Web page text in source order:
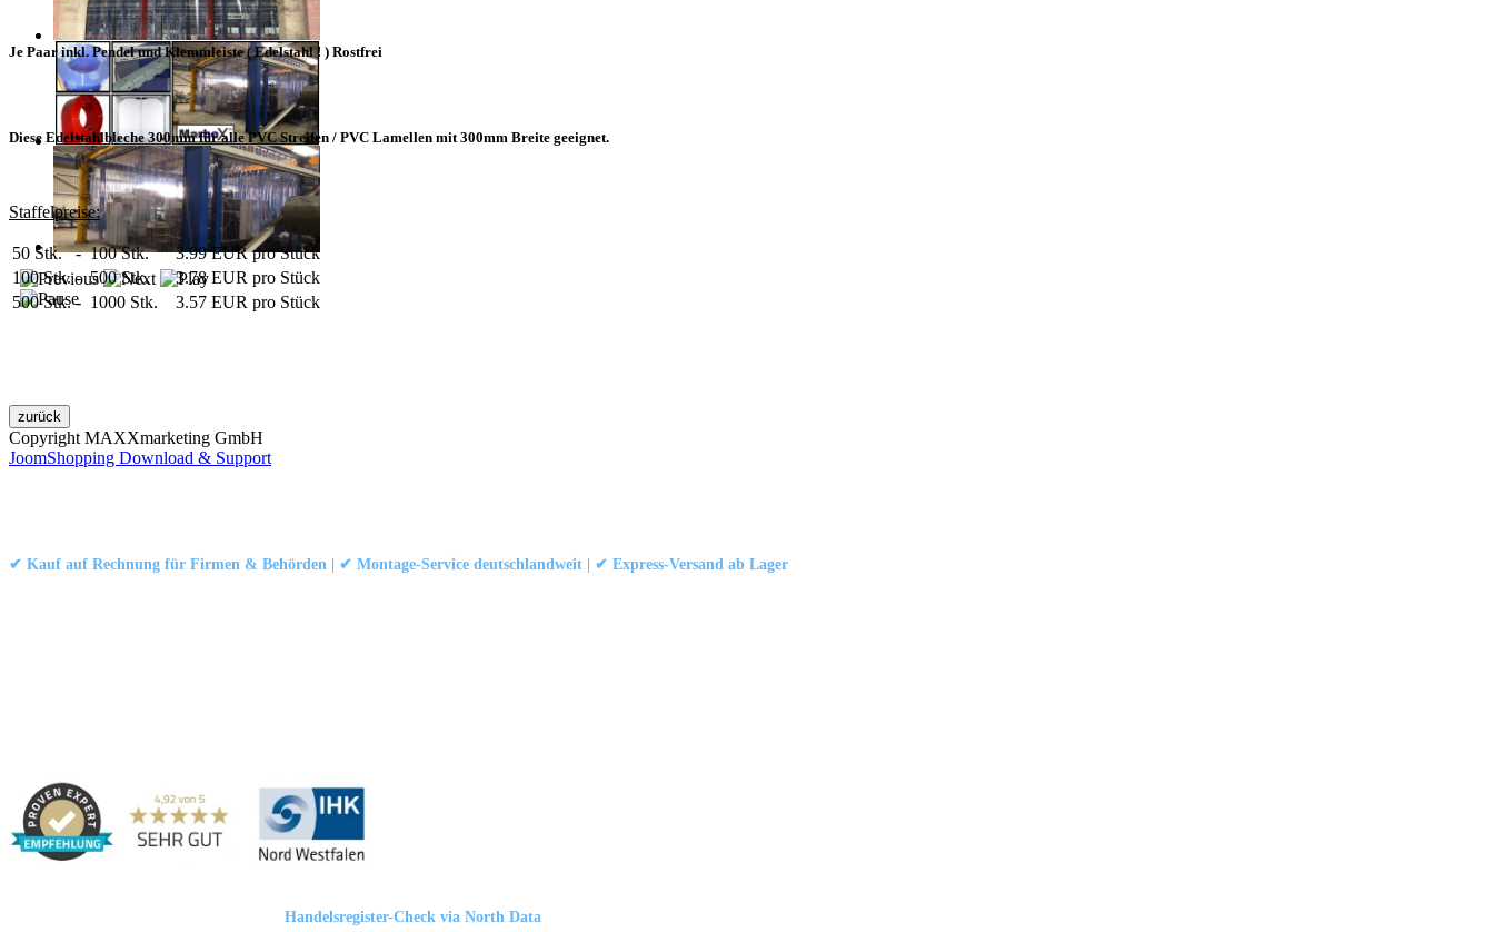
Je Paar inkl. Pendel und Klemmleiste ( Edelstahl ! ) Rostfrei
Diese Edelstahlbleche 300mm für alle PVC Streifen / PVC Lamellen mit 300mm Breite geeignet.
Staffelpreise:
50 Stk. - 100 Stk. 3.99 EUR pro Stück
100 Stk. - 500 Stk.
3.78 EUR pro Stück
500 Stk. - 1000 Stk.
3.57 EUR pro Stück
Copyright MAXXmarketing GmbH
JoomShopping Download & Support
✔ Kauf auf Rechnung für Firmen & Behörden | ✔ Montage-Service deutschlandweit | ✔ Express-Versand ab Lager
Handelsregister-Check via North Data